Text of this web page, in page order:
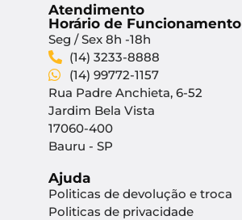
Atendimento
Horário de Funcionamento
Seg / Sex 8h -18h
(14) 3233-8888
(14) 99772-1157
Rua Padre Anchieta, 6-52
Jardim Bela Vista
17060-400
Bauru - SP
Ajuda
Politicas de devolução e troca
Politicas de privacidade